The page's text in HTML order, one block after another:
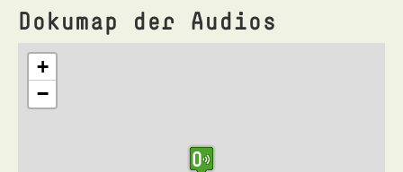
Dokumap der Audios